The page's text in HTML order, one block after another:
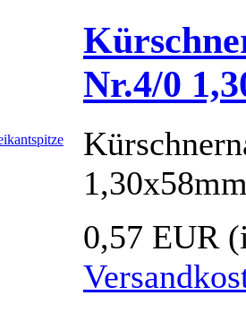
Nr.4/0
0,57 EUR